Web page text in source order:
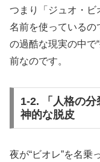
つまり「ジュオ・ビ
名前を使っているの
の過酷な現実の中で
前なのです。
1-2. 「人格の
神的な脱皮
夜が“ビオレ”を名乗